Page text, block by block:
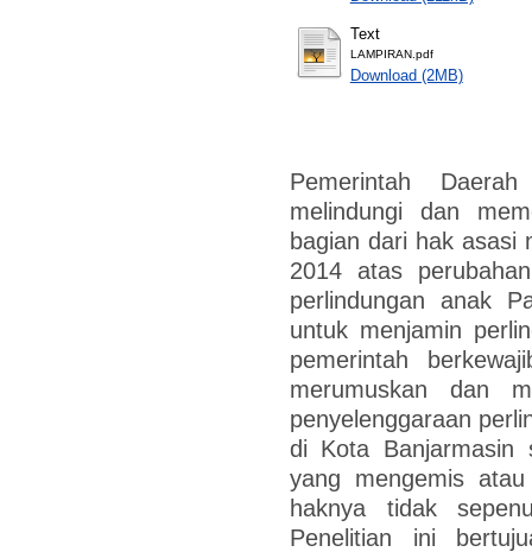
Text
LAMPIRAN.pdf
Download (2MB)
Pemerintah
melindungi dan
bagian dari hak asasi
2014 atas
perlindungan anak
untuk menjamin
pemerintah
merumuskan dan
penyelenggaraan
di Kota Banjarmasin
yang mengemis
haknya tidak
Penelitian ini